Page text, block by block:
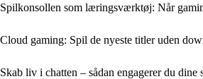
Spilkonsollen som læringsværktøj: Når
Cloud gaming: Spil de nyeste titler uden
Skab liv i chatten – sådan engagerer du dine